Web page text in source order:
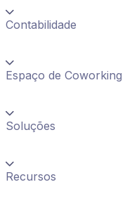
Contabilidade
Espaço de Coworking
Soluções
Recursos